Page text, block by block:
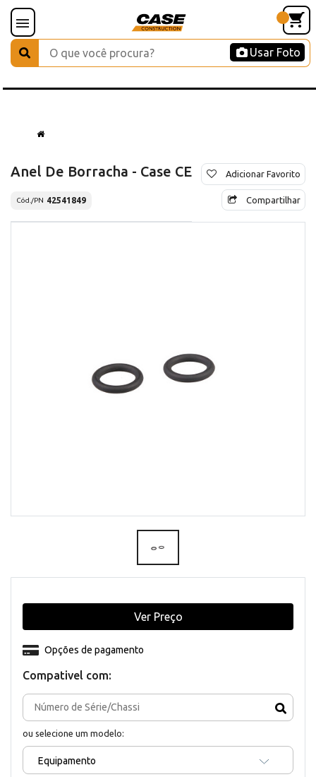
Usar Foto
Anel De Borracha - Case CE
Cód./PN 42541849
Adicionar Favorito
Compartilhar
Compativel com:
ou selecione um modelo:
Equipamento
Opções de pagamento
Ver Preço